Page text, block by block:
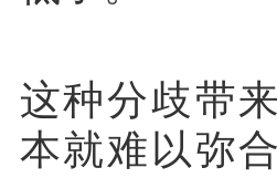
这种分歧带
本就难以弥